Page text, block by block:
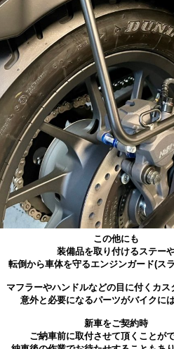
この他にも
装備品を取り付けるステー
転倒から車体を守るエンジンガード(ス
マフラーやハンドルなどの目に付くカス
意外と必要になるパーツがバイクに
新車をご契約時
ご納車前に取付させて頂くことが